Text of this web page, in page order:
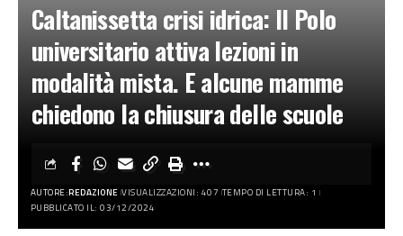
Caltanissetta crisi idrica: Il Polo
universitario attiva lezioni in
modalità mista. E alcune mamme
chiedono la chiusura delle scuole
AUTORE:REDAZIONE VISUALIZZAZIONI: 407 TEMPO DI LETTURA: 1
PUBBLICATO IL: 03/12/2024